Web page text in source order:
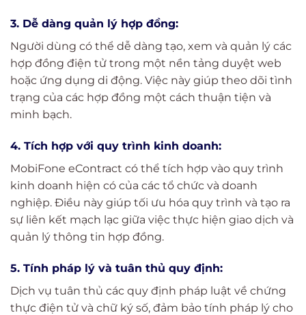
3. Dễ dàng quản lý hợp đồng:
Người dùng có thể dễ dàng tạo, xem và quản lý các
hợp đồng điện tử trong một nền tảng duyệt web
hoặc ứng dụng di động. Việc này giúp theo dõi tình
trạng của các hợp đồng một cách thuận tiện và
minh bạch.
4. Tích hợp với quy trình kinh doanh:
MobiFone eContract có thể tích hợp vào quy trình
kinh doanh hiện có của các tổ chức và doanh
nghiệp. Điều này giúp tối ưu hóa quy trình và tạo ra
sự liên kết mạch lạc giữa việc thực hiện giao dịch và
quản lý thông tin hợp đồng.
5. Tính pháp lý và tuân thủ quy định:
Dịch vụ tuân thủ các quy định pháp luật về chứng
thực điện tử và chữ ký số, đảm bảo tính pháp lý cho